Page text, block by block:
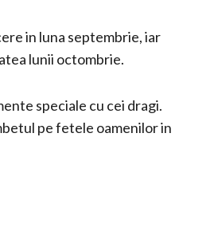
in luna septembrie, iar
lunii octombrie.
speciale cu cei dragi.
pe fetele oamenilor in